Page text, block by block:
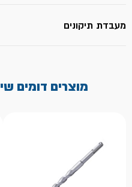
מעבדת תיקונים
מוצרים דומים